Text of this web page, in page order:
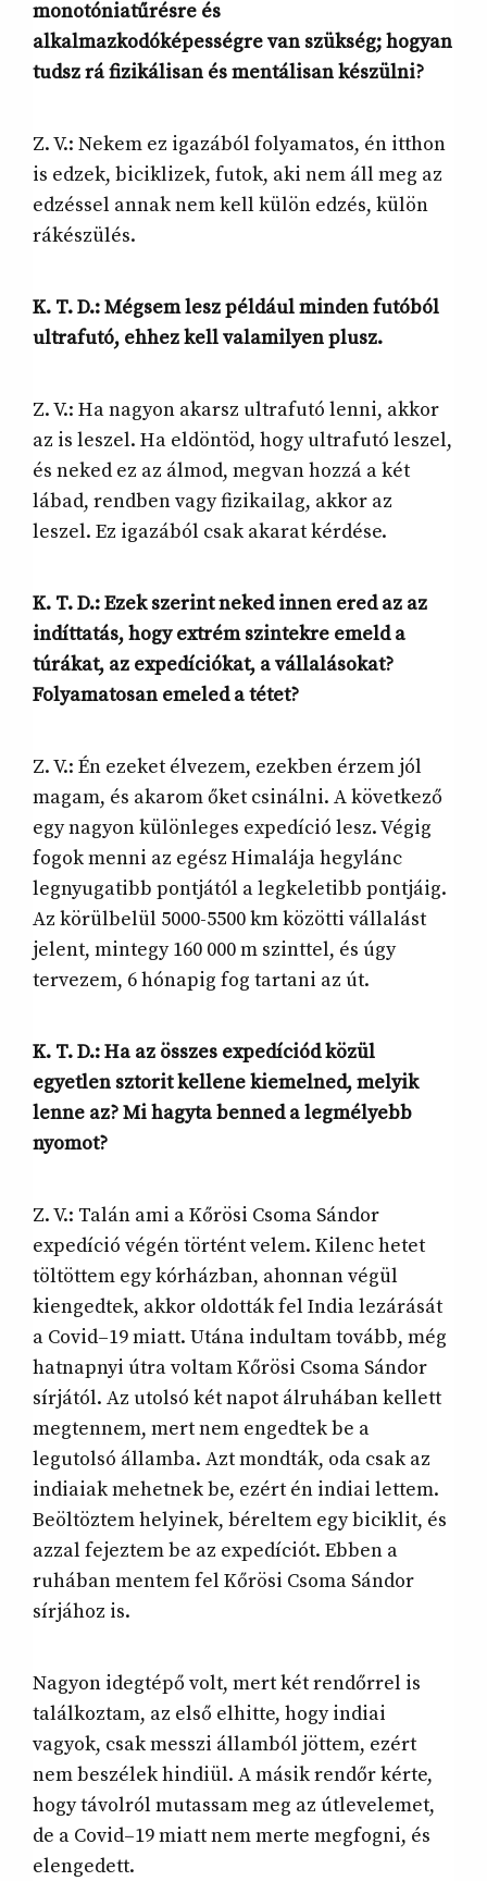
monotóniatűrésre és
alkalmazkodóképességre van szükség; hogyan
tudsz rá fizikálisan és mentálisan készülni?
Z. V.: Nekem ez igazából folyamatos, én itthon
is edzek, biciklizek, futok, aki nem áll meg az
edzéssel annak nem kell külön edzés, külön
rákészülés.
K. T. D.:Mégsem lesz például minden futóból
ultrafutó, ehhez kell valamilyen plusz.
Z. V.: Ha nagyon akarsz ultrafutó lenni, akkor
az is leszel. Ha eldöntöd, hogy ultrafutó leszel,
és neked ez az álmod, megvan hozzá a két
lábad, rendben vagy fizikailag, akkor az
leszel. Ez igazából csak akarat kérdése.
K. T. D.:Ezek szerint neked innen ered az az
indíttatás, hogy extrém szintekre emeld a
túrákat, az expedíciókat, a vállalásokat?
Folyamatosan emeled a tétet?
Z. V.: Én ezeket élvezem, ezekben érzem jól
magam, és akarom őket csinálni. A következő
egy nagyon különleges expedíció lesz. Végig
fogok menni az egész Himalája hegylánc
legnyugatibb pontjától a legkeletibb pontjáig.
Az körülbelül 5000-5500 km közötti vállalást
jelent, mintegy 160 000 m szinttel, és úgy
tervezem, 6 hónapig fog tartani az út.
K. T. D.:Ha az összes expedíciód közül
egyetlen sztorit kellene kiemelned, melyik
lenne az? Mi hagyta benned a legmélyebb
nyomot?
Z. V.: Talán ami a Kőrösi Csoma Sándor
expedíció végén történt velem. Kilenc hetet
töltöttem egy kórházban, ahonnan végül
kiengedtek, akkor oldották fel India lezárását
a Covid–19 miatt. Utána indultam tovább, még
hatnapnyi útra voltam Kőrösi Csoma Sándor
sírjától. Az utolsó két napot álruhában kellett
megtennem, mert nem engedtek be a
legutolsó államba. Azt mondták, oda csak az
indiaiak mehetnek be, ezért én indiai lettem.
Beöltöztem helyinek, béreltem egy biciklit, és
azzal fejeztem be az expedíciót. Ebben a
ruhában mentem fel Kőrösi Csoma Sándor
sírjához is.
Nagyon idegtépő volt, mert két rendőrrel is
találkoztam, az első elhitte, hogy indiai
vagyok, csak messzi államból jöttem, ezért
nem beszélek hindiül. A másik rendőr kérte,
hogy távolról mutassam meg az útlevelemet,
de a Covid–19 miatt nem merte megfogni, és
elengedett.